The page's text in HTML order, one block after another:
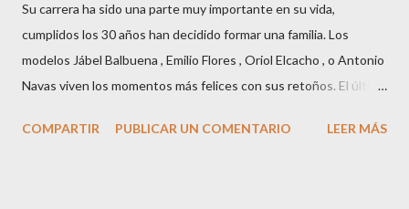
Su carrera ha sido una parte muy importante en su vida,
cumplidos los 30 años han decidido formar una familia. Los
modelos Jábel Balbuena , Emilio Flores , Oriol Elcacho , o Antonio
Navas viven los momentos más felices con sus retoños. El último
M ateo nació en Barcelona hace poco más de una semana. El top
COMPARTIR PUBLICAR UN COMENTARIO LEER MÁS